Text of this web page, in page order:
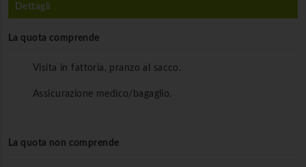
Dettagli
La quota comprende
Visita in fattoria, pranzo al sacco.
Assicurazione medico/bagaglio.
La quota non comprende